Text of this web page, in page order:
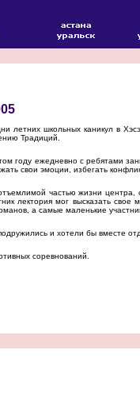
летних школьных каникул в
Традиций.
году ежедневно с ребятами
свои эмоции, избегать
частью жизни центра,
лектория мог высказать
а самые маленькие
и хотели бы вместе
соревнований.